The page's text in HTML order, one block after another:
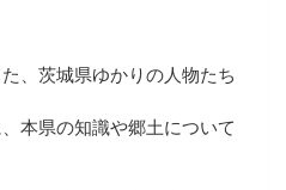
、茨城県ゆかりの人物たち
本県の知識や郷土について